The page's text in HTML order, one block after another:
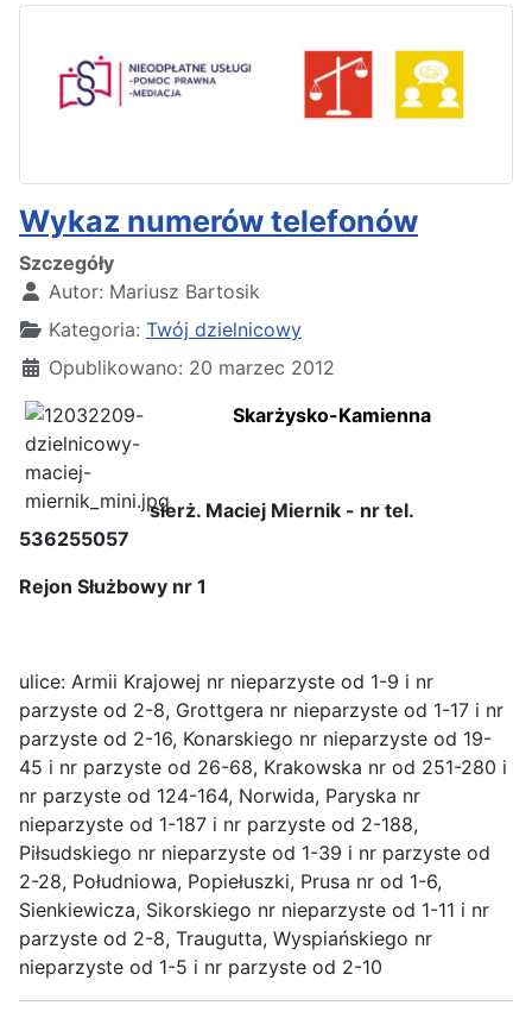
Wykaz numerów telefonów
Szczegóły
Autor: Mariusz Bartosik
Kategoria: Twój dzielnicowy
Opublikowano: 20 marzec 2012
Skarżysko-Kamienna
sierż. Maciej Miernik - nr tel.
536255057
Rejon Służbowy nr 1
ulice: Armii Krajowej nr nieparzyste od 1-9 i nr
parzyste od 2-8, Grottgera nr nieparzyste od 1-17 i nr
parzyste od 2-16, Konarskiego nr nieparzyste od 19-
45 i nr parzyste od 26-68, Krakowska nr od 251-280 i
nr parzyste od 124-164, Norwida, Paryska nr
nieparzyste od 1-187 i nr parzyste od 2-188,
Piłsudskiego nr nieparzyste od 1-39 i nr parzyste od
2-28, Południowa, Popiełuszki, Prusa nr od 1-6,
Sienkiewicza, Sikorskiego nr nieparzyste od 1-11 i nr
parzyste od 2-8, Traugutta, Wyspiańskiego nr
nieparzyste od 1-5 i nr parzyste od 2-10